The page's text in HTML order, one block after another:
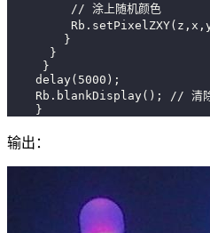
         // 涂上随机颜色
        }
      }
     }
    delay(5000);
Rb.blankDisplay(); // 清除
    }
输出：